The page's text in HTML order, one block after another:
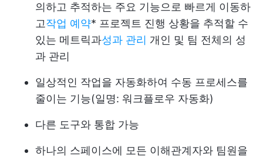
의하고 추적하는 주요 기능으로 빠르게 이동하
고작업 예약* 프로젝트 진행 상황을 추적할 수
있는 메트릭과성과 관리 개인 및 팀 전체의 성
과 관리
일상적인 작업을 자동화하여 수동 프로세스를
줄이는 기능(일명: 워크플로우 자동화)
다른 도구와 통합 가능
하나의 스페이스에 모든 이해관계자와 팀원을